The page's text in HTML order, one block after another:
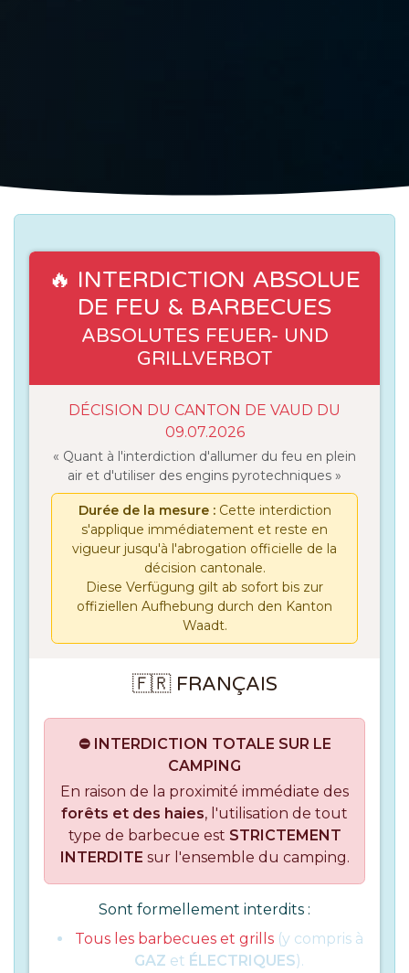
🔥 INTERDICTION ABSOLUE
DE FEU & BARBECUES
ABSOLUTES FEUER- UND
GRILLVERBOT
DÉCISION DU CANTON DE VAUD DU
09.07.2026
« Quant à l'interdiction d'allumer du feu en plein
air et d'utiliser des engins pyrotechniques »
Durée de la mesure :Cette interdiction
s'applique immédiatement et reste en
vigueur jusqu'à l'abrogation officielle de la
décision cantonale.
Diese Verfügung gilt ab sofort bis zur
offiziellen Aufhebung durch den Kanton
Waadt.
🇫🇷 FRANÇAIS
⛔ INTERDICTION TOTALE SUR LE
CAMPING
En raison de la proximité immédiate des
forêts et des haies, l'utilisation de tout
type de barbecue est STRICTEMENT
INTERDITE sur l'ensemble du camping.
Sont formellement interdits :
Tous les barbecues et grills (y compris à
GAZ et ÉLECTRIQUES).